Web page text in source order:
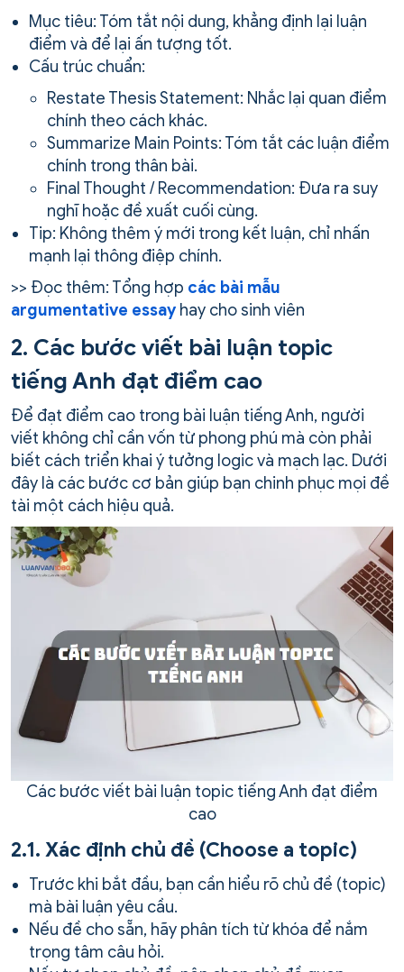
Mục tiêu: Tóm tắt nội dung, khẳng định lại luận
điểm và để lại ấn tượng tốt.
Cấu trúc chuẩn:
Restate Thesis Statement: Nhắc lại quan điểm
chính theo cách khác.
Summarize Main Points: Tóm tắt các luận điểm
chính trong thân bài.
Final Thought / Recommendation: Đưa ra suy
nghĩ hoặc đề xuất cuối cùng.
Tip: Không thêm ý mới trong kết luận, chỉ nhấn
mạnh lại thông điệp chính.
>> Đọc thêm: Tổng hợp các bài mẫu
argumentative essay hay cho sinh viên
2. Các bước viết bài luận topic
tiếng Anh đạt điểm cao
Để đạt điểm cao trong bài luận tiếng Anh, người
viết không chỉ cần vốn từ phong phú mà còn phải
biết cách triển khai ý tưởng logic và mạch lạc. Dưới
đây là các bước cơ bản giúp bạn chinh phục mọi đề
tài một cách hiệu quả.
Các bước viết bài luận topic tiếng Anh đạt điểm
cao
2.1. Xác định chủ đề (Choose a topic)
Trước khi bắt đầu, bạn cần hiểu rõ chủ đề (topic)
mà bài luận yêu cầu.
Nếu đề cho sẵn, hãy phân tích từ khóa để nắm
trọng tâm câu hỏi.